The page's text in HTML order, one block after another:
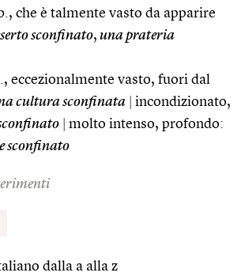
che è talmente vasto da apparire
sconfinato, una prateria
eccezionalmente vasto, fuori dal
cultura sconfinata
incondizionato,
molto intenso, profondo:
sconfinato
dalla a alla z